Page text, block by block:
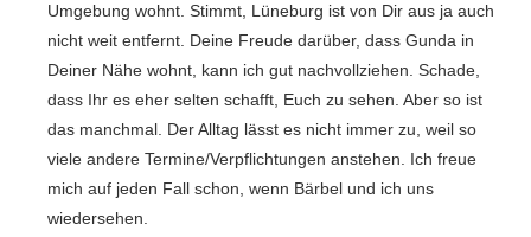
Umgebung wohnt. Stimmt, Lüneburg ist von Dir aus ja auch
nicht weit entfernt. Deine Freude darüber, dass Gunda in
Deiner Nähe wohnt, kann ich gut nachvollziehen. Schade,
dass Ihr es eher selten schafft, Euch zu sehen. Aber so ist
das manchmal. Der Alltag lässt es nicht immer zu, weil so
viele andere Termine/Verpflichtungen anstehen. Ich freue
mich auf jeden Fall schon, wenn Bärbel und ich uns
wiedersehen.